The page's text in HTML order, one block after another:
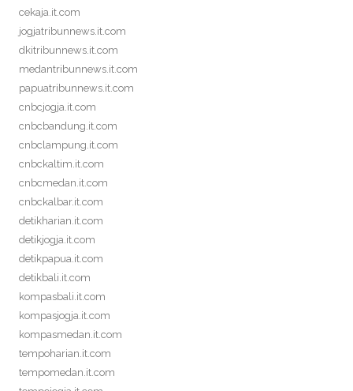
cekaja.it.com
jogjatribunnews.it.com
dkitribunnews.it.com
medantribunnews.it.com
papuatribunnews.it.com
cnbcjogja.it.com
cnbcbandung.it.com
cnbclampung.it.com
cnbckaltim.it.com
cnbcmedan.it.com
cnbckalbar.it.com
detikharian.it.com
detikjogja.it.com
detikpapua.it.com
detikbali.it.com
kompasbali.it.com
kompasjogja.it.com
kompasmedan.it.com
tempoharian.it.com
tempomedan.it.com